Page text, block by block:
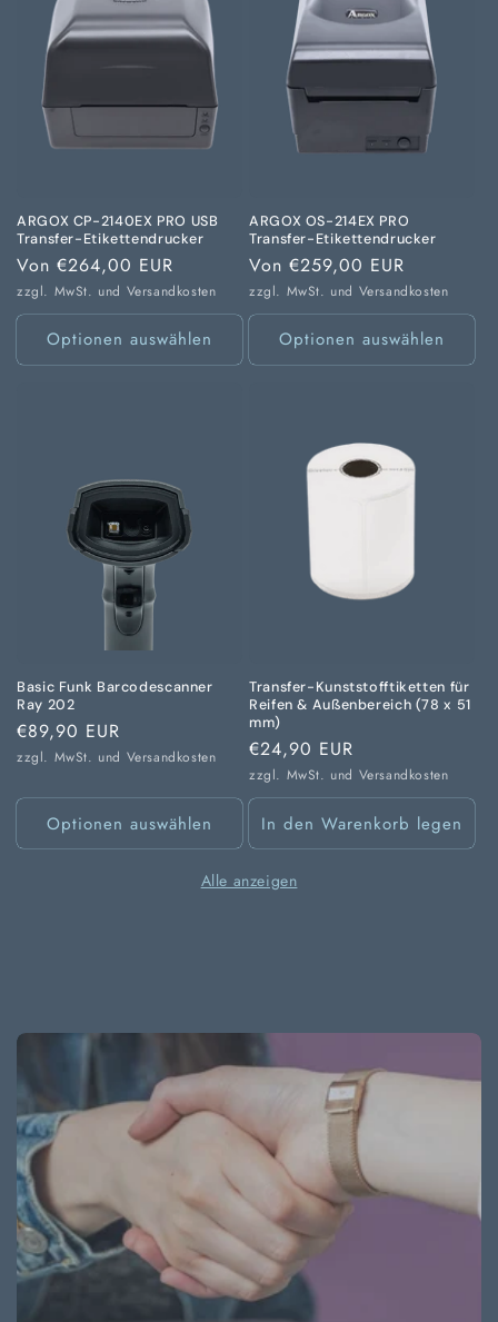
ARGOX CP-2140EX PRO USB
Transfer-Etikettendrucker
Normaler
Preis
Von €264,00 EUR
zzgl. MwSt. und Versandkosten
Optionen auswählen
ARGOX OS-214EX PRO
Transfer-Etikettendrucker
Normaler
Preis
Von €259,00 EUR
zzgl. MwSt. und Versandkosten
Optionen auswählen
Basic Funk Barcodescanner
Ray 202
Normaler
Preis
€89,90 EUR
zzgl. MwSt. und Versandkosten
Optionen auswählen
Transfer-Kunststofftiketten für
Reifen & Außenbereich (78 x 51
mm)
Normaler
Preis
€24,90 EUR
zzgl. MwSt. und Versandkosten
In den Warenkorb legen
Alle anzeigen